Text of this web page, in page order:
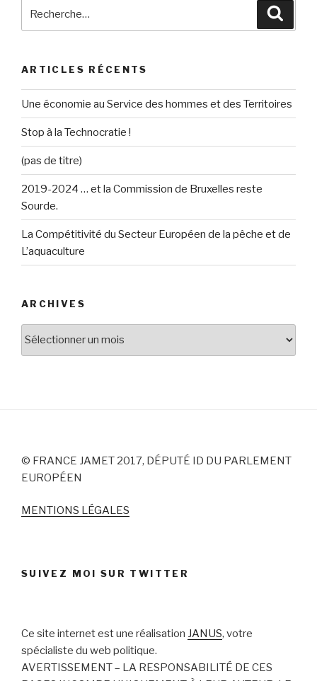
ARTICLES RÉCENTS
Une économie au Service des hommes et des Territoires
Stop à la Technocratie !
(pas de titre)
2019-2024 … et la Commission de Bruxelles reste
Sourde.
La Compétitivité du Secteur Européen de la pêche et de
L’aquaculture
ARCHIVES
Archives
© FRANCE JAMET 2017, DÉPUTÉ ID DU PARLEMENT
EUROPÉEN
MENTIONS LÉGALES
SUIVEZ MOI SUR TWITTER
Ce site internet est une réalisation JANUS, votre
spécialiste du web politique.
AVERTISSEMENT – LA RESPONSABILITÉ DE CES